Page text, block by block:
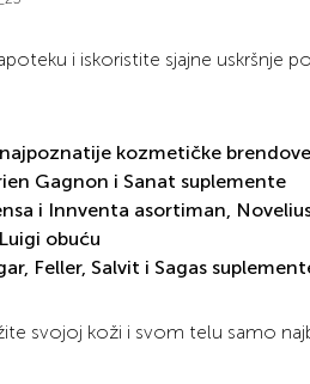
i iskoristite sjajne uskršnje
kozmetičke brendove
Gagnon i Sanat suplemente
i Innventa asortiman,
obuću
Feller, Salvit i Sagas
svojoj koži i svom telu samo